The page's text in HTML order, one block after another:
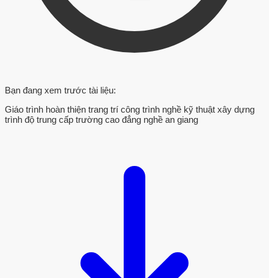
Bạn đang xem trước tài liệu:
Giáo trình hoàn thiện trang trí công trình nghề kỹ thuật xây dựng
trình độ trung cấp trường cao đẳng nghề an giang